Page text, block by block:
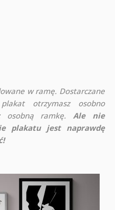
w ramę. Dostarczane
otrzymasz osobno
osobną ramkę.
Ale nie
plakatu jest naprawdę